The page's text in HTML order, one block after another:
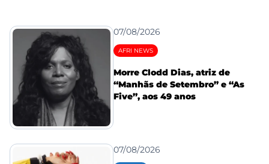
07/08/2026
AFRI NEWS
Morre Clodd Dias, atriz de
“Manhãs de Setembro” e “As
Five”, aos 49 anos
07/08/2026